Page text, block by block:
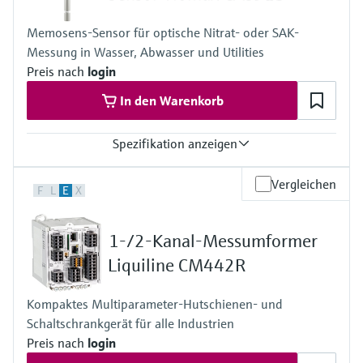
Memosens-Sensor für optische Nitrat- oder SAK-
Messung in Wasser, Abwasser und Utilities
Preis nach login
In den Warenkorb
Spezifikation anzeigen
0.01 ... 20 mg/l / 0.1 ... 50 mg/l NO3-N
0 ... 50 1/m / 0 ... 250 1/m / 0 ... 1000 1/m SAK
0 ... 75 mg/l / 0 ... 375 mg/l / 0 ... 1500 mg/l CSB / BSB (254 nm)
0 ... 30 mg/l / 0 ... 150 mg/l / 0 ... 600 mg/l TOC / DOC (254 nm)
Prozesstemperatur
5 ... 50°C (41 ... 120 °F)
F L E X Vergleichen
1-/2-Kanal-Messumformer
Liquiline CM442R
Kompaktes Multiparameter-Hutschienen- und
Schaltschrankgerät für alle Industrien
Preis nach login